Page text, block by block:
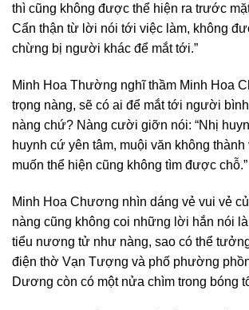
thì cũng không được thể hiện ra trước
Cẩn thận từ lời nói tới việc làm, không
chừng bị người khác để mắt tới.”
Minh Hoa Thường nghĩ thầm Minh Hoa
trọng nàng, sẽ có ai để mắt tới người
nàng chứ? Nàng cười giỡn nói: “Nhị
huynh cứ yên tâm, muội văn không thành
muốn thể hiện cũng không tìm được chỗ.”
Minh Hoa Chương nhìn dáng vẻ vui vẻ
nàng cũng không coi những lời hắn nói
tiểu nương tử như nàng, sao có thể
điện thờ Vạn Tượng và phố phường
Dương còn có một nửa chìm trong bóng